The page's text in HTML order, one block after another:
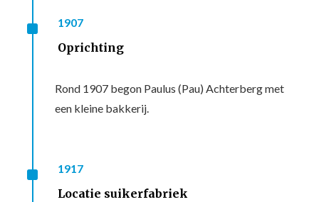
^ 1907
Oprichting
Rond 1907 begon Paulus (Pau) Achterberg met
een kleine bakkerij.
^ 1917
Locatie suikerfabriek